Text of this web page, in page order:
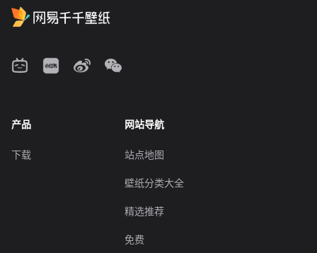
产品
下载
网站导航
站点地图
壁纸分类大全
精选推荐
免费